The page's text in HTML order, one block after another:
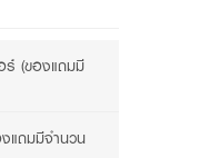
ร์ (ของแถมมี
แถมมีจำนวน